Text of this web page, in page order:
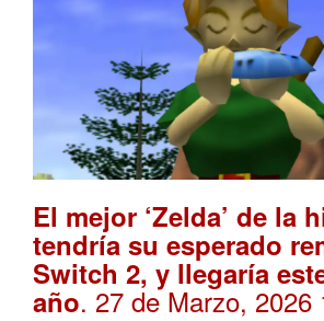
El mejor ‘Zelda’ de la
tendría su esperado
Switch 2, y llegaría
año. 27 de Marzo, 2026